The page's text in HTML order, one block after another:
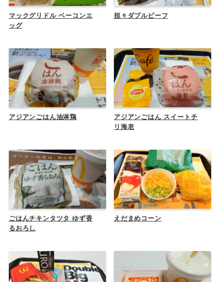
マックグリドル ベーコンエ
ッグ
担々ダブルビーフ
アジアンごはん油淋鶏
アジアンごはん スイートチ
リ海老
ごはんチキンタツタ ゆず香
るおろし
えだまめコーン